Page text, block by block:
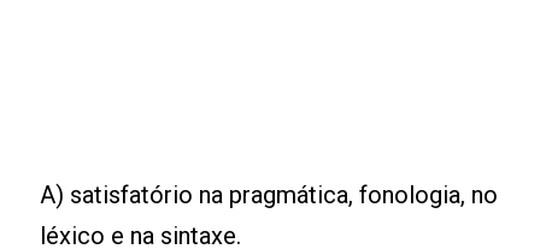
A) satisfatório na pragmática, fonologia, no
léxico e na sintaxe.